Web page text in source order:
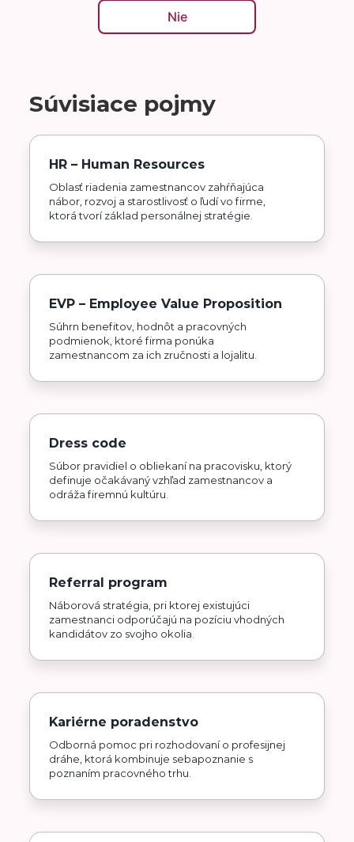
Nie
Súvisiace pojmy
HR – Human Resources
Oblasť riadenia zamestnancov zahŕňajúca
nábor, rozvoj a starostlivosť o ľudí vo firme,
ktorá tvorí základ personálnej stratégie.
EVP – Employee Value Proposition
Súhrn benefitov, hodnôt a pracovných
podmienok, ktoré firma ponúka
zamestnancom za ich zručnosti a lojalitu.
Dress code
Súbor pravidiel o obliekaní na pracovisku, ktorý
definuje očakávaný vzhľad zamestnancov a
odráža firemnú kultúru.
Referral program
Náborová stratégia, pri ktorej existujúci
zamestnanci odporúčajú na pozíciu vhodných
kandidátov zo svojho okolia.
Kariérne poradenstvo
Odborná pomoc pri rozhodovaní o profesijnej
dráhe, ktorá kombinuje sebapoznanie s
poznaním pracovného trhu.